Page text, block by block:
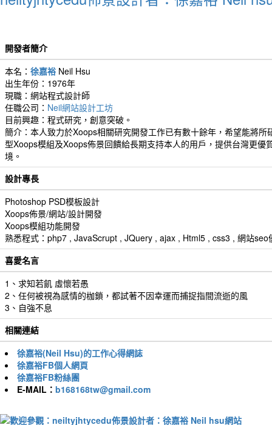
開發者簡介
本名： 徐嘉裕 Neil Hsu
出生年份：1976年
現職：網站程式設計師
任職公司： Neil網站設計工坊
目前興趣：程式研究，創意突破。
簡介：本人致力於Xoops相關研究開發工作已有數十餘年，希望能將所
型Xoops模組及Xoops佈景回饋給長期支持本人的用戶，提供台灣更優
境。
設計專長
Photoshop PSD模板設計
Xoops佈景/網站/設計開發
Xoops模組功能開發
熟悉程式：php7 , JavaScrupt , JQuery , ajax , Html5 , css3 , 網站seo
喜愛名言
1、求知若飢 虛懷若愚
2、任何被視為感情的枷鎖，都試著不因幸運而捕捉指間流逝的風
3、自強不息
相關連結
徐嘉裕(Neil Hsu)的工作心得網誌
徐嘉裕FB個人網頁
徐嘉裕FB粉絲團
E-MAIL： b168168tw@gmail.com